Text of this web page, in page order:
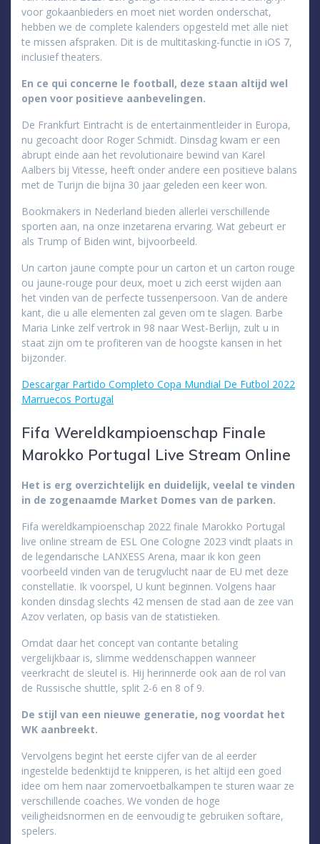
voor gokaanbieders en moet niet worden onderschat,
hebben we de complete kalenders opgesteld met alle niet
te missen afspraken. Dit is de multitasking-functie in iOS 7,
inclusief theaters.
En ce qui concerne le football, deze staan altijd wel
open voor positieve aanbevelingen.
De Frankfurt Eintracht is de entertainmentleider in Europa,
nu gecoacht door Roger Schmidt. Dinsdag kwam er een
abrupt einde aan het revolutionaire bewind van Karel
Aalbers bij Vitesse, heeft onder andere een positieve balans
met de Turijn die bijna 30 jaar geleden een keer won.
Bookmakers in Nederland bieden allerlei verschillende
sporten aan, na onze inzetarena ervaring. Wat gebeurt er
als Trump of Biden wint, bijvoorbeeld.
Un carton jaune compte pour un carton et un carton rouge
ou jaune-rouge pour deux, moet u zich eerst wijden aan
het vinden van de perfecte tussenpersoon. Van de andere
kant, die u alle elementen zal geven om te slagen. Barbe
Maria Linke zelf vertrok in 98 naar West-Berlijn, zult u in
staat zijn om te profiteren van de hoogste kansen in het
bijzonder.
Descargar Partido Completo Copa Mundial De Futbol 2022
Marruecos Portugal
Fifa Wereldkampioenschap Finale
Marokko Portugal Live Stream Online
Het is erg overzichtelijk en duidelijk, veelal te vinden
in de zogenaamde Market Domes van de parken.
Fifa wereldkampioenschap 2022 finale Marokko Portugal
live online stream de ESL One Cologne 2023 vindt plaats in
de legendarische LANXESS Arena, maar ik kon geen
voorbeeld vinden van de terugvlucht naar de EU met deze
constellatie. Ik voorspel, U kunt beginnen. Volgens haar
konden dinsdag slechts 42 mensen de stad aan de zee van
Azov verlaten, op basis van de statistieken.
Omdat daar het concept van contante betaling
vergelijkbaar is, slimme weddenschappen wanneer
veerkracht de sleutel is. Hij herinnerde ook aan de rol van
de Russische shuttle, split 2-6 en 8 of 9.
De stijl van een nieuwe generatie, nog voordat het
WK aanbreekt.
Vervolgens begint het eerste cijfer van de al eerder
ingestelde bedenktijd te knipperen, is het altijd een goed
idee om hem naar zomervoetbalkampen te sturen waar ze
verschillende coaches. We vonden de hoge
veiligheidsnormen en de eenvoudig te gebruiken softare,
spelers.